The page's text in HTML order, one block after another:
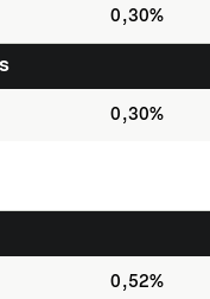
0,30%
0,30%
0,52%